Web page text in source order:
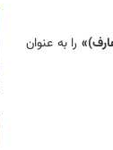
را به عنوان